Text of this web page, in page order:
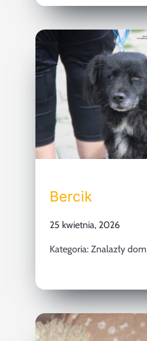
Bercik
25 kwietnia, 2026
Kategoria: Znalazły dom